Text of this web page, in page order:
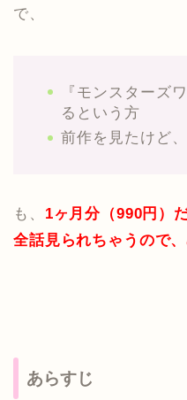
で、
『モンスターズ
るという方
前作を見たけど
も、 1ヶ月分（990円）
全話見られちゃうので
あらすじ